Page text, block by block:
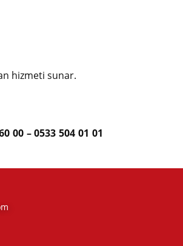
hizmeti sunar.
– 0533 504 01 01